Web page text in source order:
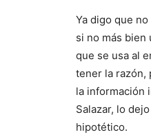
Ya digo que
si no más bien
que se usa al
tener la razón,
la información
Salazar, lo
hipotético.